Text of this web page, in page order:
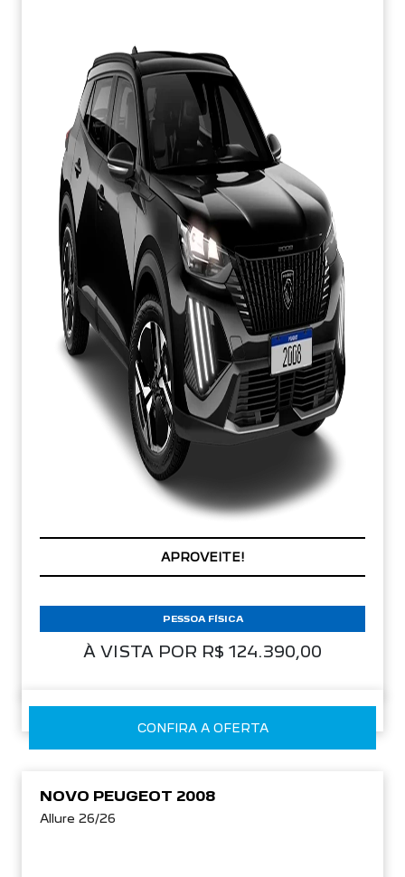
PREÇOS REDUZIDOS
À VISTA POR R$ 124.390,00
PESSOA FÍSICA
CONFIRA A OFERTA
NOVO PEUGEOT 2008
Allure 26/26